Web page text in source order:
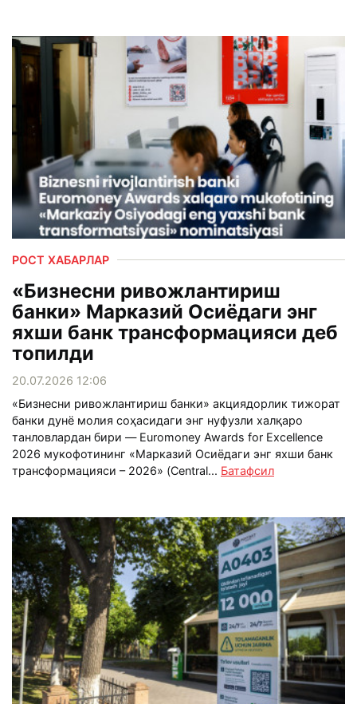
РОСТ ХАБАРЛАР
«Бизнесни ривожлантириш
банки» Марказий Осиёдаги энг
яхши банк трансформацияси деб
топилди
20.07.2026 12:06
«Бизнесни ривожлантириш банки» акциядорлик тижорат
банки дунё молия соҳасидаги энг нуфузли халқаро
танловлардан бири — Euromoney Awards for Excellence
2026 мукофотининг «Марказий Осиёдаги энг яхши банк
трансформацияси – 2026» (Central... Батафсил